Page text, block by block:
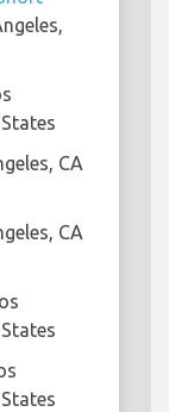
CA
CA